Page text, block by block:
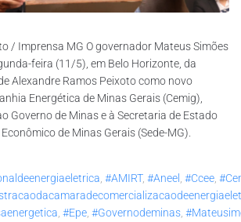
/ Imprensa MG O governador Mateus Simões
feira (11/5), em Belo Horizonte, da
Alexandre Ramos Peixoto como novo
Energética de Minas Gerais (Cemig),
Governo de Minas e à Secretaria de Estado
de Minas Gerais (Sede-MG).
#AMIRT, #aneel #ccee
#epe #governodeminas